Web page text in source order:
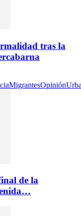
tras la
MigrantesOpinión
de la